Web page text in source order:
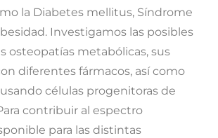
la Diabetes mellitus, Síndrome
Investigamos las posibles
osteopatías metabólicas, sus
diferentes fármacos, así como
células progenitoras de
contribuir al espectro
para las distintas